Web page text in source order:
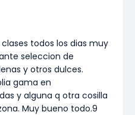
todos los dias muy
seleccion de
y otros dulces.
gama en
y alguna q otra cosilla
Muy bueno todo.9